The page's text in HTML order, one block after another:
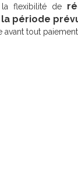
la flexibilité de
période
avant tout